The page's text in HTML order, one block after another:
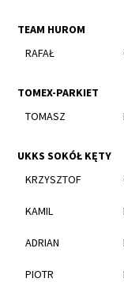
TEAM HUROM
RAFAŁ
TOMEX-PARKIET
TOMASZ
UKKS SOKÓŁ KĘTY
KRZYSZTOF
KAMIL
ADRIAN
PIOTR